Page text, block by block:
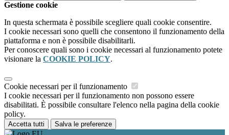
Gestione cookie
In questa schermata è possibile scegliere quali cookie consentire.
I cookie necessari sono quelli che consentono il funzionamento della
piattaforma e non è possibile disabilitarli.
Per conoscere quali sono i cookie necessari al funzionamento potete
visionare la COOKIE POLICY.
Cookie necessari per il funzionamento
I cookie necessari per il funzionamento non possono essere
disabilitati. È possibile consultare l'elenco nella pagina della cookie
policy.
Accetta tutti Salva le preferenze